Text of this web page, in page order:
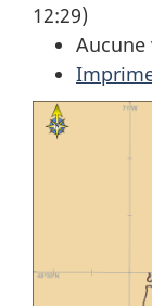
12:29)